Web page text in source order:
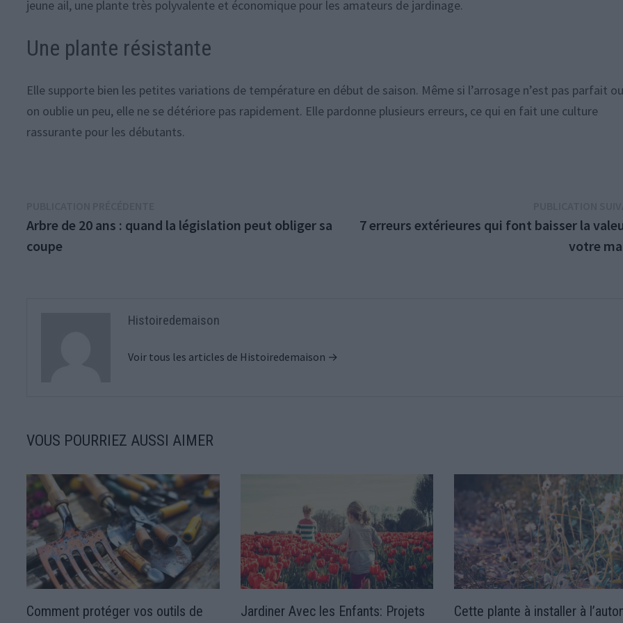
jeune ail, une plante très polyvalente et économique pour les amateurs de jardinage.
Une plante résistante
Elle supporte bien les petites variations de température en début de saison. Même si l’arrosage n’est pas parfait
on oublie un peu, elle ne se détériore pas rapidement. Elle pardonne plusieurs erreurs, ce qui en fait une culture
rassurante pour les débutants.
de
l’article
précédente :
Arbre de 20 ans : quand la législation peut obliger sa
coupe
7 erreurs extérieures qui font baisser la
votre
Histoiredemaison
Voir tous les articles de Histoiredemaison →
VOUS POURRIEZ AUSSI AIMER
Comment protéger vos outils de
Jardiner Avec les Enfants: Projets
Cette plante à installer à